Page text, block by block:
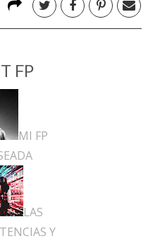
FP
MI FP
LAS
Y